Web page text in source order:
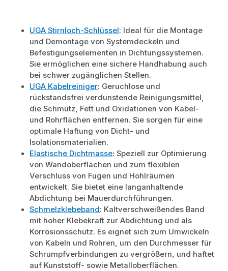
UGA Stirnloch-Schlüssel : Ideal für die Montage
und Demontage von Systemdeckeln und
Befestigungselementen in Dichtungssystemen.
Sie ermöglichen eine sichere Handhabung auch
bei schwer zugänglichen Stellen.
UGA Kabelreiniger: Geruchlose und
rückstandsfrei verdunstende Reinigungsmittel,
die Schmutz, Fett und Oxidationen von Kabel-
und Rohrflächen entfernen. Sie sorgen für eine
optimale Haftung von Dicht- und
Isolationsmaterialien.
Elastische Dichtmasse: Speziell zur Optimierung
von Wandoberflächen und zum flexiblen
Verschluss von Fugen und Hohlräumen
entwickelt. Sie bietet eine langanhaltende
Abdichtung bei Mauerdurchführungen.
Schmelzklebeband : Kaltverschweißendes Band
mit hoher Klebekraft zur Abdichtung und als
Korrosionsschutz. Es eignet sich zum Umwickeln
von Kabeln und Rohren, um den Durchmesser für
Schrumpfverbindungen zu vergrößern, und haftet
auf Kunststoff- sowie Metalloberflächen.